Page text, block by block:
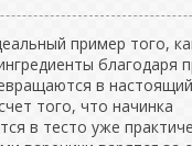
пример того,
благодаря
в
того, что начинка
в тесто уже